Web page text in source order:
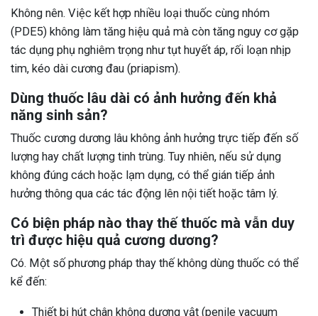
Không nên. Việc kết hợp nhiều loại thuốc cùng nhóm
(PDE5) không làm tăng hiệu quả mà còn tăng nguy cơ gặp
tác dụng phụ nghiêm trọng như tụt huyết áp, rối loạn nhịp
tim, kéo dài cương đau (priapism).
Dùng thuốc lâu dài có ảnh hưởng đến khả
năng sinh sản?
Thuốc cương dương lâu không ảnh hưởng trực tiếp đến số
lượng hay chất lượng tinh trùng. Tuy nhiên, nếu sử dụng
không đúng cách hoặc lạm dụng, có thể gián tiếp ảnh
hưởng thông qua các tác động lên nội tiết hoặc tâm lý.
Có biện pháp nào thay thế thuốc mà vẫn duy
trì được hiệu quả cương dương?
Có. Một số phương pháp thay thế không dùng thuốc có thể
kể đến:
Thiết bị hút chân không dương vật (penile vacuum